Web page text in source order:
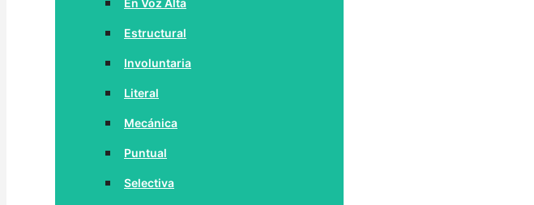
En Voz Alta
Estructural
Involuntaria
Literal
Mecánica
Puntual
Selectiva